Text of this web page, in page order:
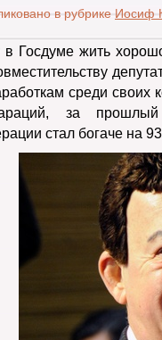
в рубрике Иосиф
в Госдуме жить
среди своих
за
стал богаче на